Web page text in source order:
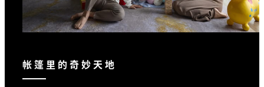
帐篷里的奇妙天地